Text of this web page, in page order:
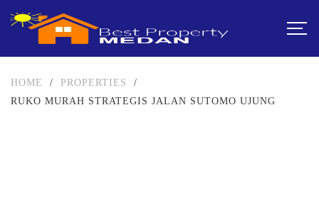
HOME / PROPERTIES
/
RUKO MURAH STRATEGIS JALAN SUTOMO UJUNG